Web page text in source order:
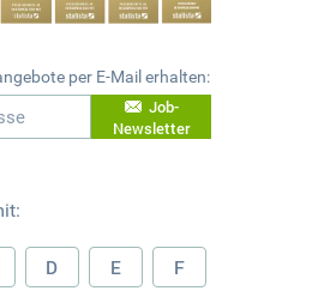
per E-Mail erhalten:
Job-
Newsletter
D E F